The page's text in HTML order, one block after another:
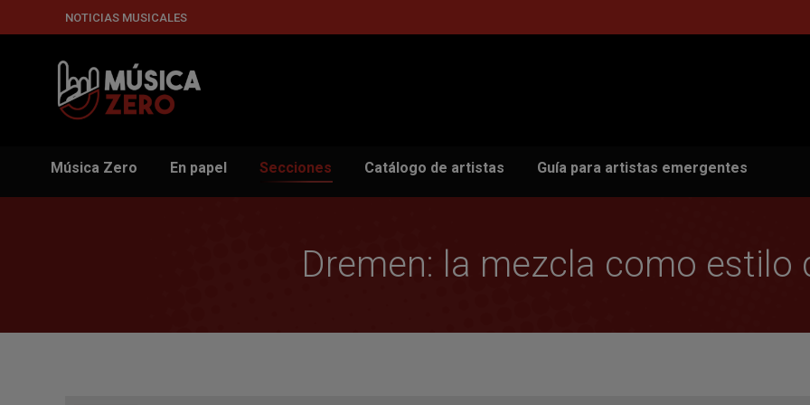
NOTICIAS MUSICALES
Música Zero En papel Secciones Catálogo de artistas Guía para artistas emergentes
Dremen: la mezcla como estilo